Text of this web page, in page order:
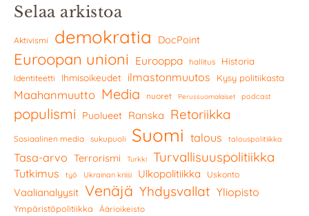
Selaa arkistoa
Aktivismi demokratia DocPoint
Euroopan unioni Eurooppa hallitus Historia
Identiteetti Ihmisoikeudet ilmastonmuutos Kysy politiikasta
Maahanmuutto Media nuoret Perussuomalaiset podcast
populismi Puolueet Ranska Retoriikka
Sosiaalinen media sukupuoli Suomi talous talouspolitiikka
Tasa-arvo Terrorismi Turkki Turvallisuuspolitiikka
Tutkimus työ Ukrainan kriisi Ulkopolitiikka Uskonto
Vaalianalyysit Venäjä Yhdysvallat Yliopisto
Ympäristöpolitiikka Äärioikeisto